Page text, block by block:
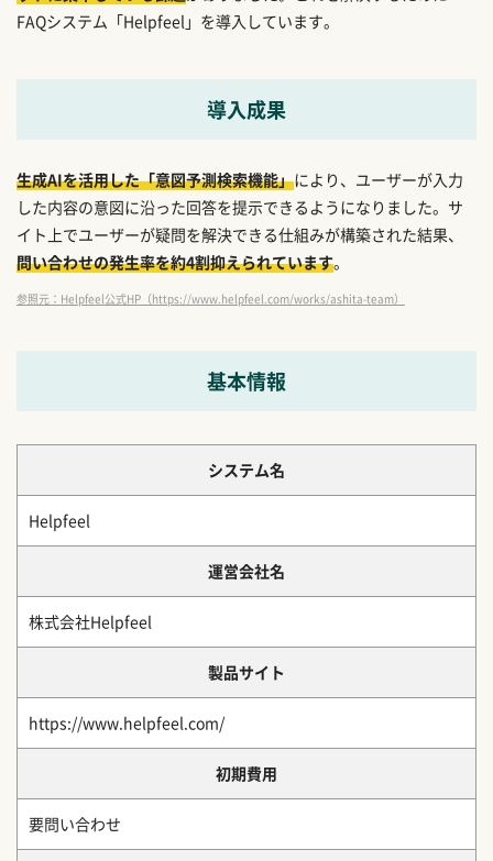
FAQシステム「Helpfeel」を導入しています。
導入成果
生成AIを活用した「意図予測検索機能」により、ユーザーが入力
した内容の意図に沿った回答を提示できるようになりました。サ
イト上でユーザーが疑問を解決できる仕組みが構築された結果、
問い合わせの発生率を約4割抑えられています。
参照元：Helpfeel公式HP（https://www.helpfeel.com/works/ashita-team）
基本情報
システム名
Helpfeel
運営会社名
株式会社Helpfeel
製品サイト
https://www.helpfeel.com/
初期費用
要問い合わせ